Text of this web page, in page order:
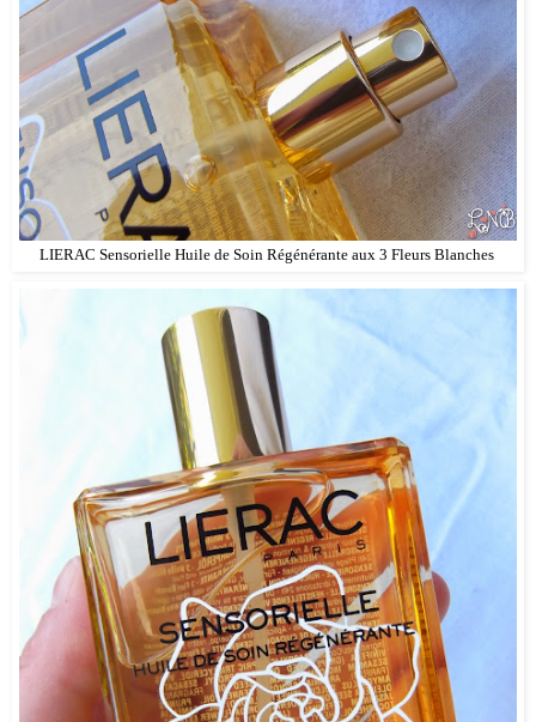
LIERAC Sensorielle Huile de Soin Régénérante aux 3 Fleurs Blanches